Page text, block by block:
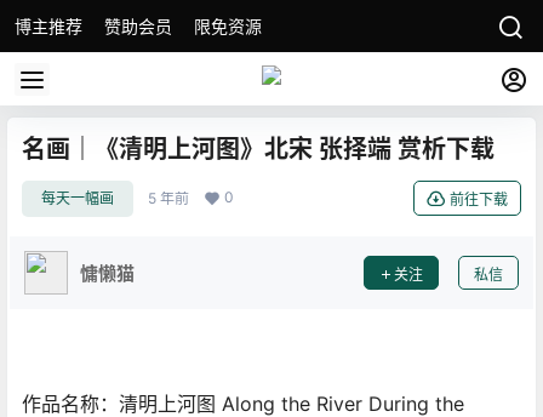
博主推荐 赞助会员 限免资源
名画｜《清明上河图》北宋 张择端 赏析下载
每天一幅画 5 年前 0 前往下载
慵懒猫 关注 私信
作品名称：清明上河图 Along the River During the